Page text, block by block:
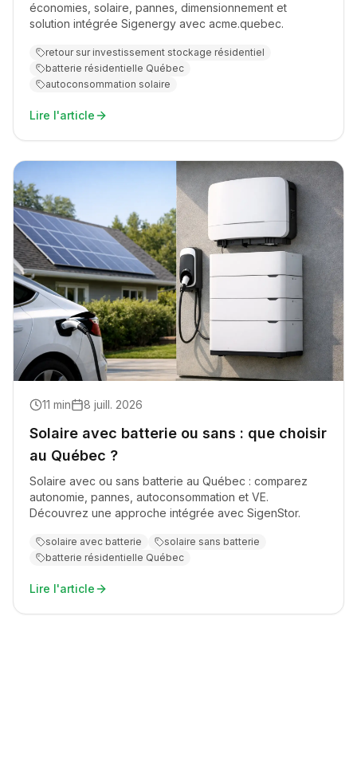
économies, solaire, pannes, dimensionnement et
solution intégrée Sigenergy avec acme.quebec.
retour sur investissement stockage résidentiel
batterie résidentielle Québec
autoconsommation solaire
Lire l'article
11 min 8 juill. 2026
Solaire avec batterie ou sans : que choisir
au Québec ?
Solaire avec ou sans batterie au Québec : comparez
autonomie, pannes, autoconsommation et VE.
Découvrez une approche intégrée avec SigenStor.
solaire avec batterie
solaire sans batterie
batterie résidentielle Québec
Lire l'article